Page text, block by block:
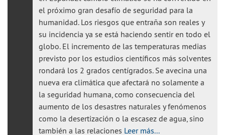
el próximo gran desafío de seguridad para la
humanidad. Los riesgos que entraña son reales y
su incidencia ya se está haciendo sentir en todo el
globo. El incremento de las temperaturas medias
previsto por los estudios científicos más solventes
rondará los 2 grados centígrados. Se avecina una
nueva era climática que afectará no solamente a
la seguridad humana, como consecuencia del
aumento de los desastres naturales y fenómenos
como la desertización o la escasez de agua, sino
también a las relaciones Leer más...